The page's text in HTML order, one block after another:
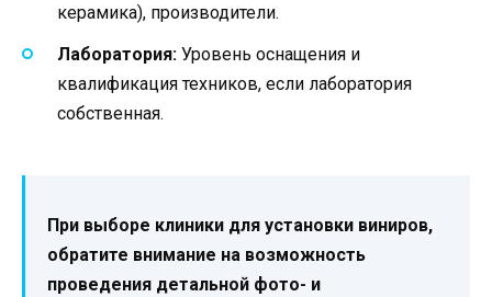
керамика), производители.
Лаборатория: Уровень оснащения и
квалификация техников, если лаборатория
собственная.
При выборе клиники для установки виниров,
обратите внимание на возможность
проведения детальной фото- и